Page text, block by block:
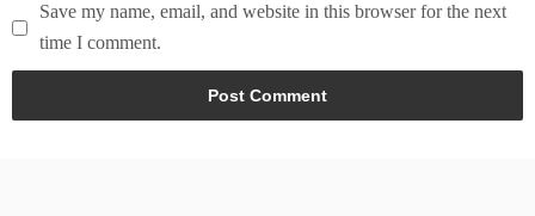
Save my name, email, and website in this browser for the next
time I comment.